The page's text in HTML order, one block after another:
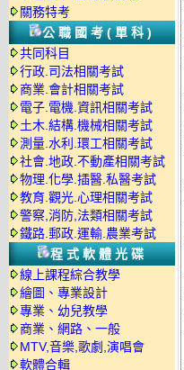
關務特考
公職國考(單科)
共同科目
行政.司法相關考試
商業.會計相關考試
電子.電機.資訊相關考試
土木.結構.機械相關考試
測量.水利.環工相關考試
社會.地政.不動產相關考試
物理.化學.插醫.私醫考試
教育.觀光.心理相關考試
警察,消防,法類相關考試
鐵路.郵政.運輸.農業考試
程式軟體光碟
線上課程綜合教學
繪圖、專業設計
專業、幼兒教學
商業、網路、一般
MTV,音樂,歌劇,演唱會
軟體合輯